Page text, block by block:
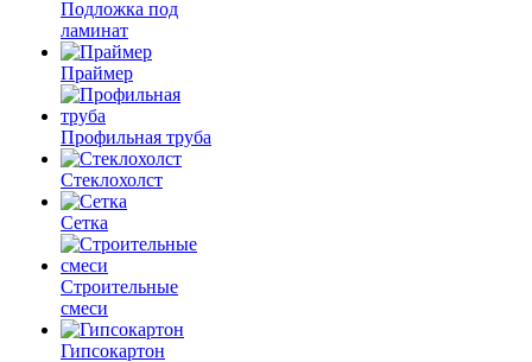
Подложка под
ламинат
Праймер
Профильная труба
Стеклохолст
Сетка
Строительные
смеси
Гипсокартон